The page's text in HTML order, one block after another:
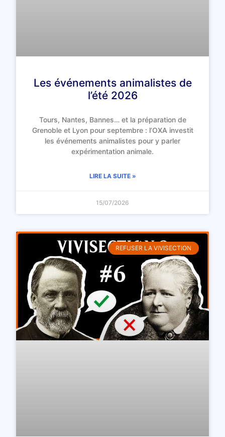
Les événements animalistes de
l’été 2026
Tours, Nantes, Bannes… et la préparation de
Grenoble et Lyon pour septembre : l’OXA investit
les événements animalistes pour y parler
expérimentation animale.
LIRE LA SUITE »
15/07/2026
REFUSER LA VIVISECTION